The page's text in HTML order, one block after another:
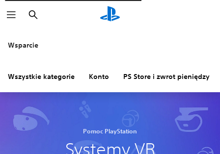
Wyszukaj
Wsparcie
Wszystkie kategorie Konto PS Store i zwrot pieniędzy
Pomoc PlayStation
Systemy VR